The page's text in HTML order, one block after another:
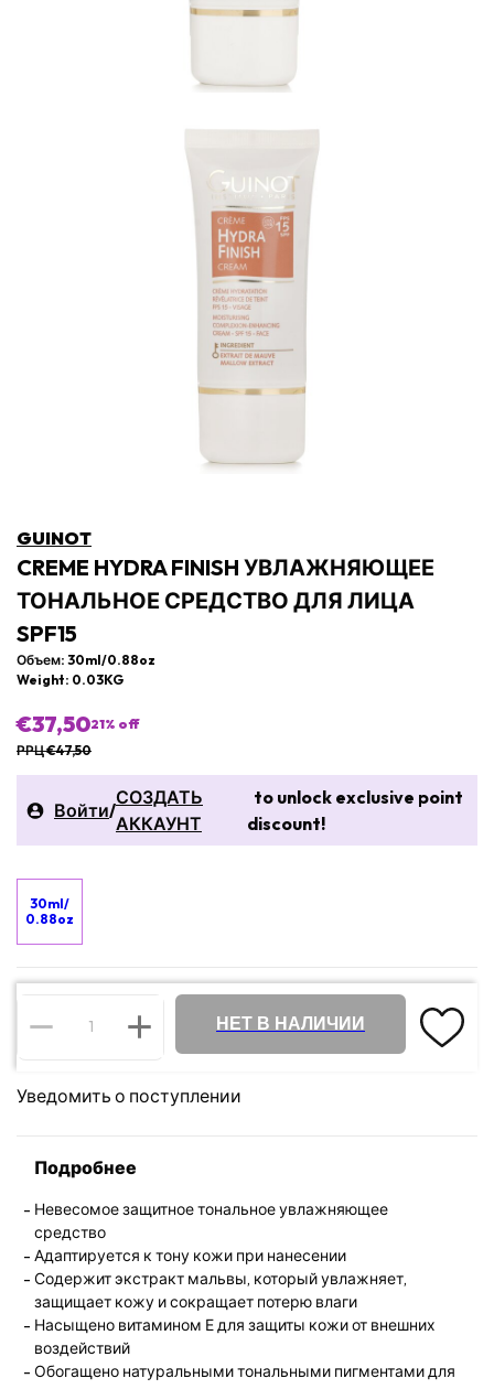
GUINOT
CREME HYDRA FINISH УВЛАЖНЯЮЩЕЕ
ТОНАЛЬНОЕ СРЕДСТВО ДЛЯ ЛИЦА
SPF15
Объем: 30ml/0.88oz
Weight: 0.03KG
€37,5021% off
РРЦ €47,50
Войти/
СОЗДАТЬ
АККАУНТ
to unlock exclusive point
discount!
30ml/
0.88oz
НЕТ В НАЛИЧИИ
Уведомить о поступлении
Подробнее
Невесомое защитное тональное увлажняющее
средство
Адаптируется к тону кожи при нанесении
Содержит экстракт мальвы, который увлажняет,
защищает кожу и сокращает потерю влаги
Насыщено витамином Е для защиты кожи от внешних
воздействий
Обогащено натуральными тональными пигментами для